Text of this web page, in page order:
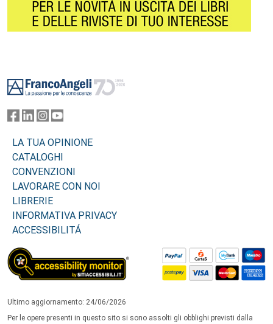
LA TUA OPINIONE
CATALOGHI
CONVENZIONI
LAVORARE CON NOI
LIBRERIE
INFORMATIVA PRIVACY
ACCESSIBILITÁ
Ultimo aggiornamento: 24/06/2026
Per le opere presenti in questo sito si sono assolti gli obblighi previsti dalla